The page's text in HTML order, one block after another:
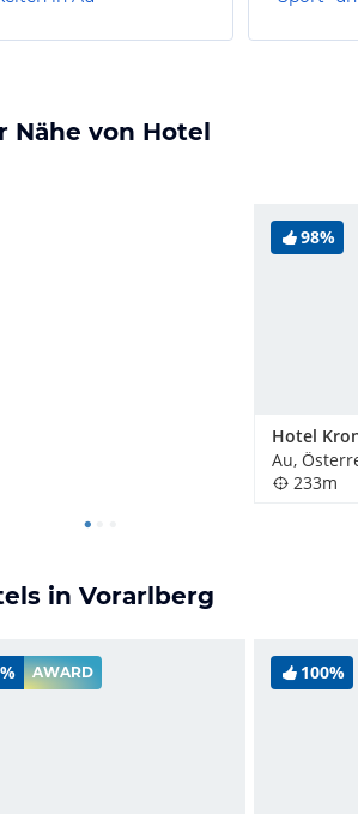
Nähe von Hotel
98%
Hotel
Au,
233m
in Vorarlberg
AWARD 100%